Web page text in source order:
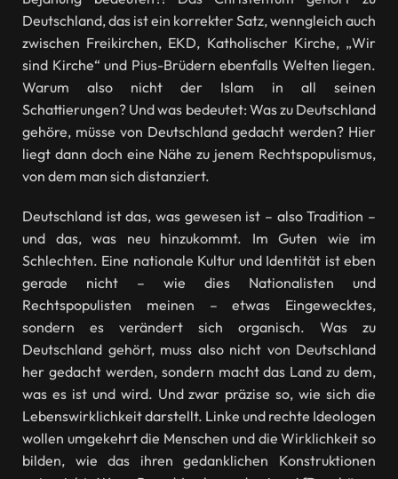
Deutschland, das ist ein korrekter Satz, wenngleich auch
zwischen Freikirchen, EKD, Katholischer Kirche, „Wir
sind Kirche“ und Pius-Brüdern ebenfalls Welten liegen.
Warum also nicht der Islam in all seinen
Schattierungen? Und was bedeutet: Was zu Deutschland
gehöre, müsse von Deutschland gedacht werden? Hier
liegt dann doch eine Nähe zu jenem Rechtspopulismus,
von dem man sich distanziert.
Deutschland ist das, was gewesen ist – also Tradition –
und das, was neu hinzukommt. Im Guten wie im
Schlechten. Eine nationale Kultur und Identität ist eben
gerade nicht – wie dies Nationalisten und
Rechtspopulisten meinen – etwas Eingewecktes,
sondern es verändert sich organisch. Was zu
Deutschland gehört, muss also nicht von Deutschland
her gedacht werden, sondern macht das Land zu dem,
was es ist und wird. Und zwar präzise so, wie sich die
Lebenswirklichkeit darstellt. Linke und rechte Ideologen
wollen umgekehrt die Menschen und die Wirklichkeit so
bilden, wie das ihren gedanklichen Konstruktionen